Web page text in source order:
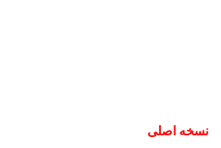
نسخه اصلی